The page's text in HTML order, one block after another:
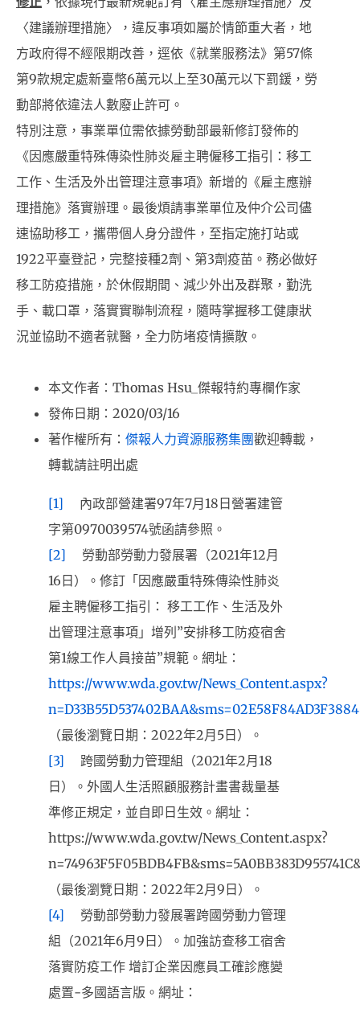
〈建議辦理措施〉，違反事項如屬於情節重大者，地
方政府得不經限期改善，逕依《就業服務法》第57條
第9款規定處新臺幣6萬元以上至30萬元以下罰鍰，勞
動部將依違法人數廢止許可。
特別注意，事業單位需依據勞動部最新修訂發佈的
《因應嚴重特殊傳染性肺炎雇主聘僱移工指引：移工
工作、生活及外出管理注意事項》新增的《雇主應辦
理措施》落實辦理。最後煩請事業單位及仲介公司儘
速協助移工，攜帶個人身分證件，至指定施打站或
1922平臺登記，完整接種2劑、第3劑疫苗。務必做好
移工防疫措施，於休假期間、減少外出及群聚，勤洗
手、載口罩，落實實聯制流程，隨時掌握移工健康狀
況並協助不適者就醫，全力防堵疫情擴散。
本文作者：Thomas Hsu_傑報特約專欄作家
發佈日期：2020/03/16
著作權所有： 傑報人力資源服務集團歡迎轉載，
轉載請註明出處
[1] 內政部營建署97年7月18日營署建管
字第0970039574號函請參照。
[2] 勞動部勞動力發展署（2021年12月
16日）。修訂「因應嚴重特殊傳染性肺炎
雇主聘僱移工指引： 移工工作、生活及外
出管理注意事項」增列”安排移工防疫宿舍
第1線工作人員接苗”規範。網址：
https://www.wda.gov.tw/News_Content.aspx?
（最後瀏覽日期：2022年2月5日）。
[3] 跨國勞動力管理組（2021年2月18
日）。外國人生活照顧服務計畫書裁量基
準修正規定，並自即日生效。網址：
https://www.wda.gov.tw/News_Content.aspx?
（最後瀏覽日期：2022年2月9日）。
[4] 勞動部勞動力發展署跨國勞動力管理
組（2021年6月9日）。加強訪查移工宿舍
落實防疫工作 增訂企業因應員工確診應變
處置-多國語言版。網址：